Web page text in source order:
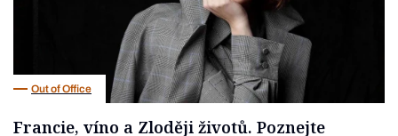
Out of Office
Francie, víno a Zloději životů. Poznejte